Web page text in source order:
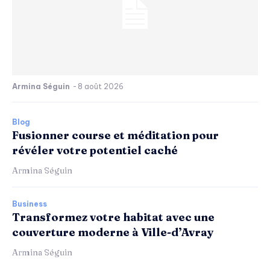
Armina Séguin - 8 août 2026
Blog
Fusionner course et méditation pour
révéler votre potentiel caché
Armina Séguin
Business
Transformez votre habitat avec une
couverture moderne à Ville-d’Avray
Armina Séguin